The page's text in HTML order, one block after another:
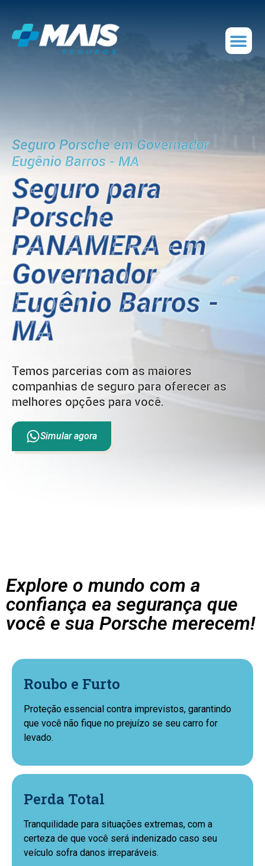
Seguro Porsche em Governador
Eugênio Barros - MA
Seguro para
Porsche
PANAMERA em
Governador
Eugênio Barros -
MA
Temos parcerias com as maiores
companhias de seguro para oferecer as
melhores opções para você.
Simular agora
Explore o mundo com a
confiança ea segurança que
você e sua Porsche merecem!
Roubo e Furto
Proteção essencial contra imprevistos, garantindo
que você não fique no prejuízo se seu carro for
levado.
Perda Total
Tranquilidade para situações extremas, com a
certeza de que você será indenizado caso seu
veículo sofra danos irreparáveis.